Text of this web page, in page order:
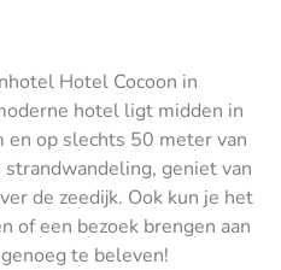
Hotel Cocoon in
hotel ligt midden in
op slechts 50 meter van
geniet van
de zeedijk. Ook kun je het
of een bezoek brengen aan
te beleven!